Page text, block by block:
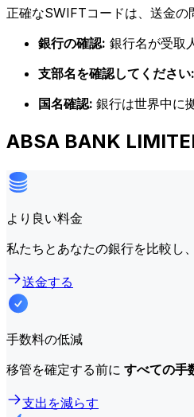
正確なSWIFTコードは、送金
銀行の確認: 銀行名が受取
支部名を確認してください:
国名確認: 銀行は世界中に
ABSA BANK
より良い料金
私たちとあなたの銀行を比較し
送金する
手数料の低減
移管を確定する前に すべての手
支出を減らす